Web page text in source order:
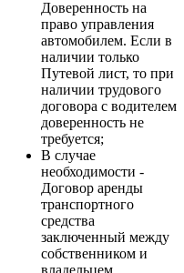
Доверенность на
право управления
автомобилем. Если в
наличии только
Путевой лист, то при
наличии трудового
договора с водителем
доверенность не
требуется;
В случае
необходимости -
Договор аренды
транспортного
средства
заключенный между
собственником и
владельцем